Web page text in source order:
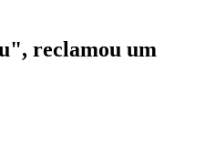
reclamou um